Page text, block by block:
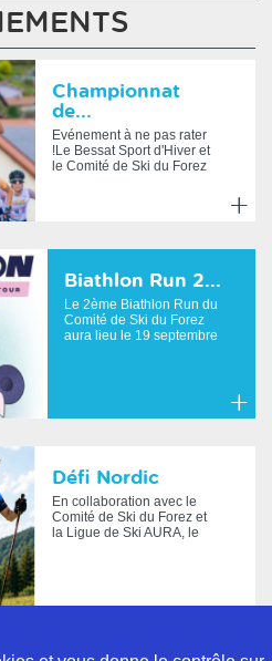
Championnat
de...
Evénement à ne pas rater
!Le Bessat Sport d'Hiver et
le Comité de Ski du Forez
savoir
Biathlon Run 2...
Le 2ème Biathlon Run du
Comité de Ski du Forez
aura lieu le 19 septembre
Défi Nordic
En collaboration avec le
Comité de Ski du Forez et
la Ligue de Ski AURA, le